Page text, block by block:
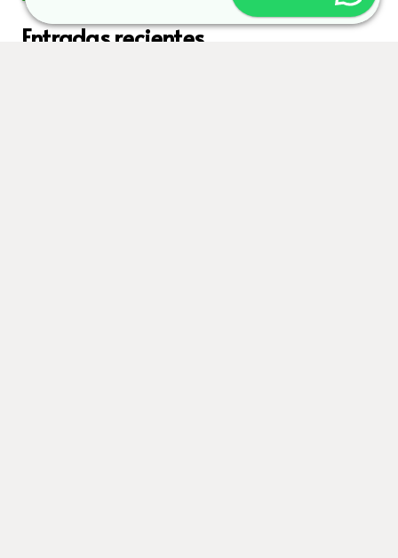
Entradas recientes